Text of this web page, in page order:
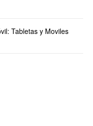
Tabletas y Moviles